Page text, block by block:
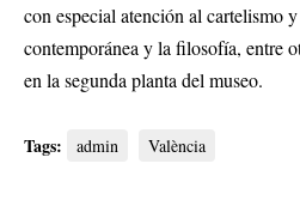
con especial atención al cartelismo
contemporánea y la filosofía, entre
en la segunda planta del museo.
Tags: admin València